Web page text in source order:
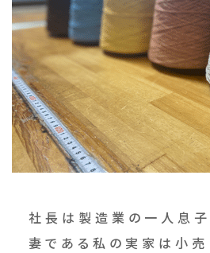
社長は製造業の一人息子
妻である私の実家は小売